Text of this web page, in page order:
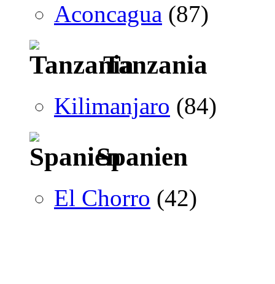
Aconcagua (87)
Tanzania
Kilimanjaro (84)
Spanien
El Chorro (42)